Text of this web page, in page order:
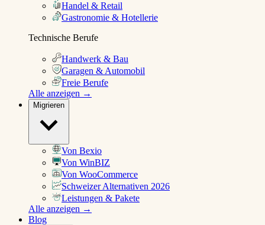
Handel & Retail
Gastronomie & Hotellerie
Technische Berufe
Handwerk & Bau
Garagen & Automobil
Freie Berufe
Alle anzeigen →
Migrieren
Von Bexio
Von WinBIZ
Von WooCommerce
Schweizer Alternativen 2026
Leistungen & Pakete
Alle anzeigen →
Blog